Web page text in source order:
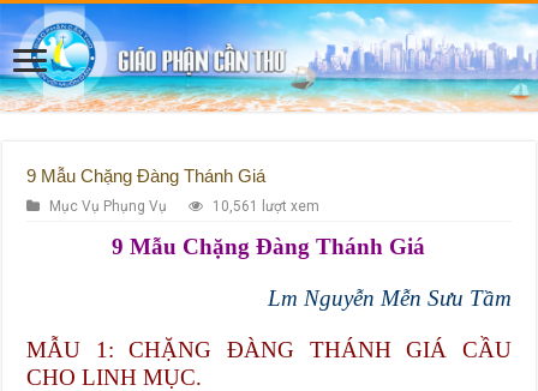
9 Mẫu Chặng Đàng Thánh Giá
Mục Vụ Phụng Vụ 10,561 lượt xem
9 Mẫu Chặng Đàng Thánh Giá
Lm Nguyễn Mễn Sưu Tầm
MẪU 1: CHẶNG ĐÀNG THÁNH GIÁ CẦU
CHO LINH MỤC.